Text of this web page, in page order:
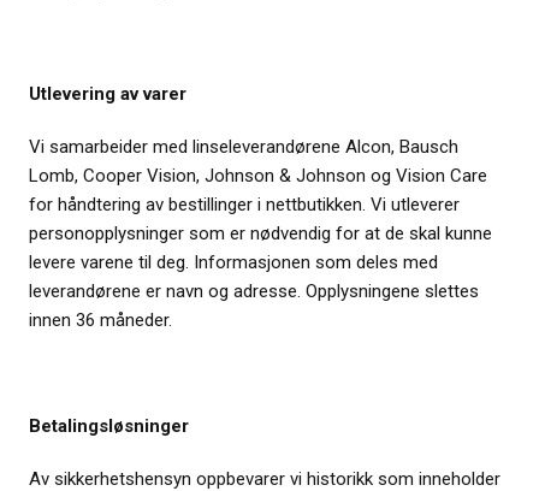
Utlevering av varer
Vi samarbeider med linseleverandørene Alcon, Bausch
Lomb, Cooper Vision, Johnson & Johnson og Vision Care
for håndtering av bestillinger i nettbutikken. Vi utleverer
personopplysninger som er nødvendig for at de skal kunne
levere varene til deg. Informasjonen som deles med
leverandørene er navn og adresse. Opplysningene slettes
innen 36 måneder.
Betalingsløsninger
Av sikkerhetshensyn oppbevarer vi historikk som inneholder